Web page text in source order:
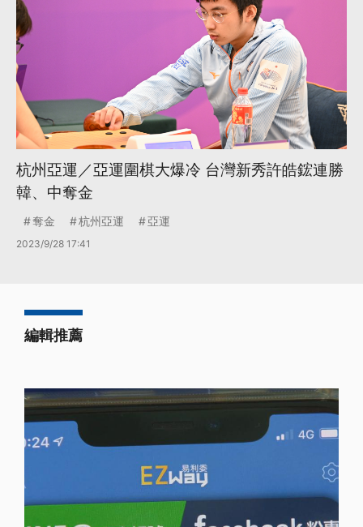
杭州亞運／亞運圍棋大爆冷 台灣新秀許皓鋐連勝
韓、中奪金
奪金 杭州亞運 亞運
2023/9/28 17:41
編輯推薦